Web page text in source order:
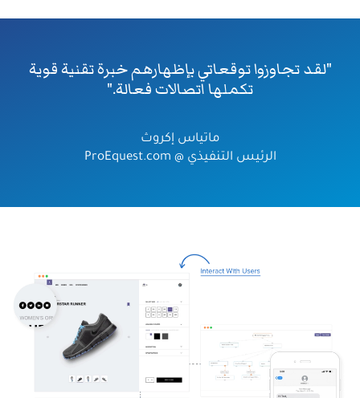
"لقد تجاوزوا توقعاتي بإظهارهم خبرة تقنية قوية
تكملها اتصالات فعالة."
ماتياس إكروث
الرئيس التنفيذي @ ProEquest.com